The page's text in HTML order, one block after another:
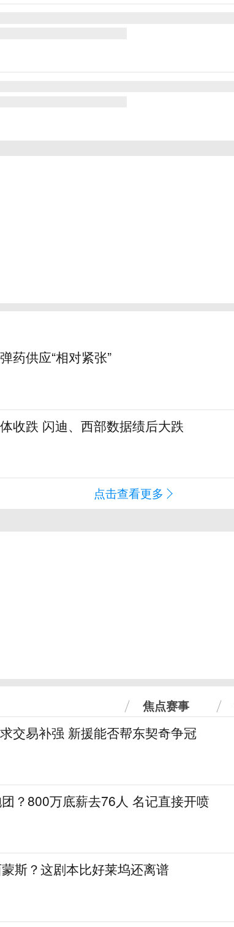
药供应“相对紧张”
收跌 闪迪、西部数据绩后大跌
点击查看更多
焦点赛事
交易补强 新援能否帮东契奇争冠
？800万底薪去76人 名记直接开喷
斯？这剧本比好莱坞还离谱